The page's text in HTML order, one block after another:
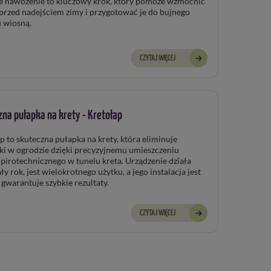
nadejściem zimy i przygotować je do bujnego
wiosną.
CZYTAJ WIĘCEJ
pułapka na krety - Kretołap
to skuteczna pułapka na krety, która eliminuje
w ogrodzie dzięki precyzyjnemu umieszczeniu
jest
prosta i gwarantuje szybkie rezultaty.
CZYTAJ WIĘCEJ